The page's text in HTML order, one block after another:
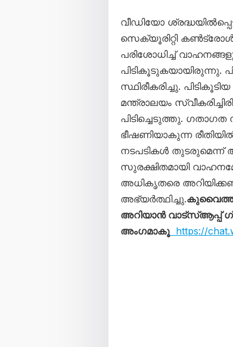
വീഡിയോ
സെക്യൂരിറ്റി
പരിശോധിച്ച്
പിടികൂടുകയായിരുന്നു.
സ്ഥിരീകരിച്ചു.
മന്ത്രാലയം
പിടിച്ചെടുത്തു.
ഭീഷണിയാകുന്ന
നടപടികൾ തുടരുമെന്ന്
സുരക്ഷിതമായി
അധികൃതരെ
അഭ്യർത്ഥിച്ചു.
അറിയാൻ വാട്സ്ആപ്പ്
അംഗമാകൂ https://